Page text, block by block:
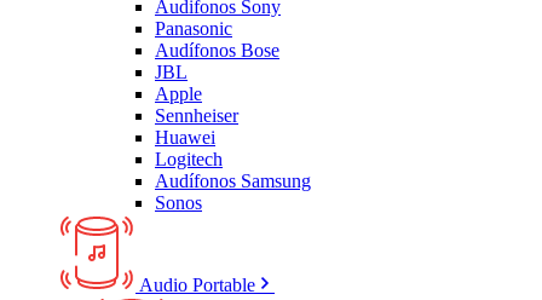
Audifonos Sony
Panasonic
Audífonos Bose
JBL
Apple
Sennheiser
Huawei
Logitech
Audífonos Samsung
Sonos
Audio Portable